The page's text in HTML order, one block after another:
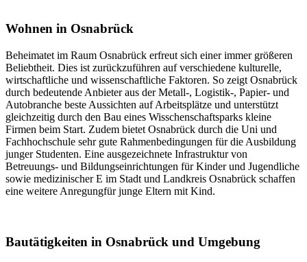
Wohnen in Osnabrück
Beheimatet im Raum Osnabrück erfreut sich einer immer größeren
Beliebtheit. Dies ist zurückzuführen auf verschiedene kulturelle,
wirtschaftliche und wissenschaftliche Faktoren. So zeigt Osnabrück
durch bedeutende Anbieter aus der Metall-, Logistik-, Papier- und
Autobranche beste Aussichten auf Arbeitsplätze und unterstützt
gleichzeitig durch den Bau eines Wisschenschaftsparks kleine
Firmen beim Start. Zudem bietet Osnabrück durch die Uni und
Fachhochschule sehr gute Rahmenbedingungen für die Ausbildung
junger Studenten. Eine ausgezeichnete Infrastruktur von
Betreuungs- und Bildungseinrichtungen für Kinder und Jugendliche
sowie medizinischer E im Stadt und Landkreis Osnabrück schaffen
eine weitere Anregungfür junge Eltern mit Kind.
Bautätigkeiten in Osnabrück und Umgebung